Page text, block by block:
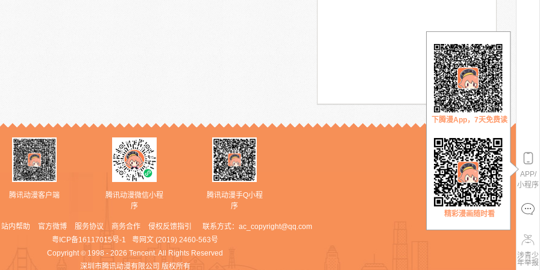
腾讯动漫客户端
腾讯动漫微信小程
序
腾讯动漫手Q小程
序
站内帮助 官方微博 服务协议 商务合作 侵权反馈指引 联系方式： ac_copyright@qq.com
粤ICP备16117015号-1
粤网文 (2019) 2460-563号
Copyright © 1998 - 2026 Tencent. All Rights Reserved
深圳市腾讯动漫有限公司 版权所有
APP/
小程序
下腾漫App，7天免费读
精彩漫画随时看
涉青少
年举报